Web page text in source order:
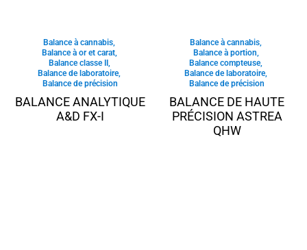
Balance à cannabis,
Balance à or et carat,
Balance classe II ,
Balance de laboratoire,
Balance de précision
BALANCE ANALYTIQUE
A&D FX-I
Balance à cannabis,
Balance à portion,
Balance compteuse,
Balance de laboratoire,
Balance de précision
BALANCE DE HAUTE
PRÉCISION ASTREA
QHW